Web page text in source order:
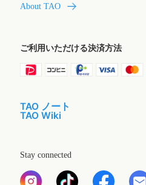
About TAO
ご利用いただける決済方法
TAO ノート
TAO Wiki
Stay connected